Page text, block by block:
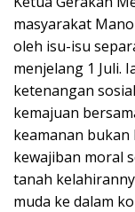
masyarakat
oleh isu-isu
menjelang 1 Juli.
ketenangan
kemajuan
keamanan
kewajiban moral
tanah
muda ke dalam